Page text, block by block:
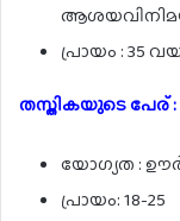
പ്രായം : 35
തസ്തികയുടെ പേര് :
യോഗ്യത :
പ്രായം: 18-25